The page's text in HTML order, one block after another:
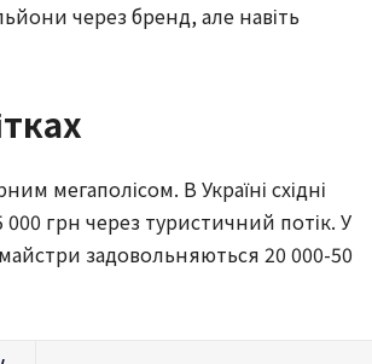
через бренд, але навіть
мегаполісом. В Україні східні
000 грн через туристичний потік. У
майстри задовольняються 20 000-50